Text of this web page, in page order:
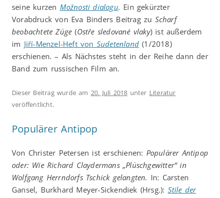
seine kurzen Možnosti dialogu. Ein gekürzter
Vorabdruck von Eva Binders Beitrag zu Scharf
beobachtete Züge (Ostře sledované vlaky) ist außerdem
im Jiří-Menzel-Heft von Sudetenland (1/2018)
erschienen. – Als Nächstes steht in der Reihe dann der
Band zum russischen Film an.
Dieser Beitrag wurde am 20. Juli 2018 unter Literatur
veröffentlicht.
Populärer Antipop
Von Christer Petersen ist erschienen: Populärer Antipop
oder: Wie Richard Claydermans „Plüschgewitter“ in
Wolfgang Herrndorfs Tschick gelangten. In: Carsten
Gansel, Burkhard Meyer-Sickendiek (Hrsg.): Stile der